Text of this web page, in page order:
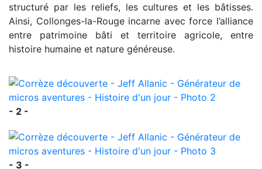
structuré par les reliefs, les cultures et les bâtisses.
Ainsi, Collonges-la-Rouge incarne avec force l’alliance
entre patrimoine bâti et territoire agricole, entre
histoire humaine et nature généreuse.
- 2 -
- 3 -